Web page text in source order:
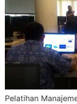
Pelatihan